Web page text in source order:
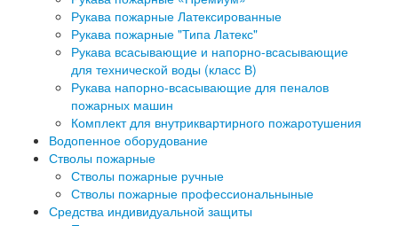
Рукава пожарные Латексированные
Рукава пожарные "Типа Латекс"
Рукава всасывающие и напорно-всасывающие
для технической воды (класс В)
Рукава напорно-всасывающие для пеналов
пожарных машин
Комплект для внутриквартирного пожаротушения
Водопенное оборудование
Стволы пожарные
Стволы пожарные ручные
Стволы пожарные профессиональныные
Средства индивидуальной защиты